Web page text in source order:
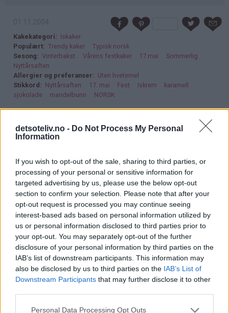
detsoteliv.no - Do Not Process My Personal
Information
If you wish to opt-out of the sale, sharing to third parties, or
processing of your personal or sensitive information for
targeted advertising by us, please use the below opt-out
section to confirm your selection. Please note that after your
opt-out request is processed you may continue seeing
interest-based ads based on personal information utilized by
us or personal information disclosed to third parties prior to
your opt-out. You may separately opt-out of the further
disclosure of your personal information by third parties on the
IAB’s list of downstream participants. This information may
also be disclosed by us to third parties on the IAB’s List of
Downstream Participants that may further disclose it to other
Personal Data Processing Opt Outs
Kakekategori
Iskaker
Populært
Trendy kaker
Typisk norsk
Sesong
Vinterbakst Vårens festkaker 17.mai
Sommerlig
Nyttårsaften
Allergier og preferanser
Uten hvetemel
Stikkord
Nyttårsaften 17. mai Fest Iskrem
karamell
sjokolade
mandelbunn NORSK